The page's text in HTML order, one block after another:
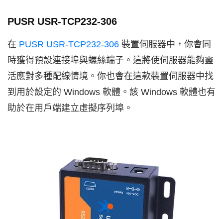
PUSR USR-TCP232-306
在 PUSR USR-TCP232-306 裝置伺服器中，你會同
時獲得預設連接埠與螺絲端子。這將使伺服器能夠靈
活應對多種配線情境。你也會在這款裝置伺服器中找
到用於設定的 Windows 軟體。該 Windows 軟體也有
助於在用戶端建立虛擬序列埠。